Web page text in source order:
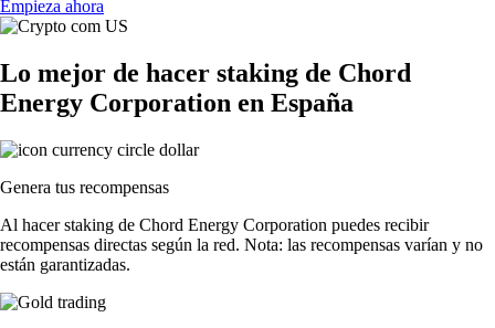
Empieza ahora
Lo mejor de hacer staking de Chord
Energy Corporation en España
Genera tus recompensas
Al hacer staking de Chord Energy Corporation puedes recibir
recompensas directas según la red. Nota: las recompensas varían y no
están garantizadas.